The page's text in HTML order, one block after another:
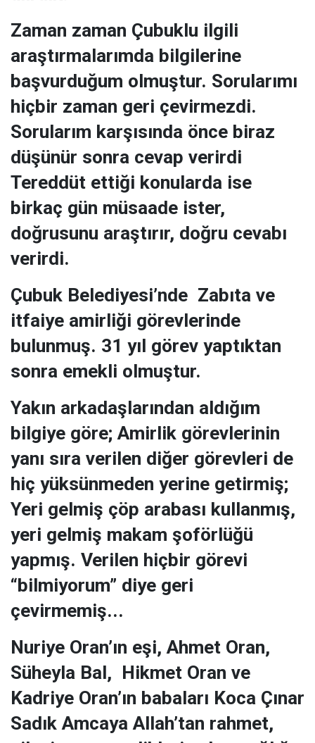
Zaman zaman Çubuklu ilgili
araştırmalarımda bilgilerine
başvurduğum olmuştur. Sorularımı
hiçbir zaman geri çevirmezdi.
Sorularım karşısında önce biraz
düşünür sonra cevap verirdi
Tereddüt ettiği konularda ise
birkaç gün müsaade ister,
doğrusunu araştırır, doğru cevabı
verirdi.
Çubuk Belediyesi’nde Zabıta ve
itfaiye amirliği görevlerinde
bulunmuş. 31 yıl görev yaptıktan
sonra emekli olmuştur.
Yakın arkadaşlarından aldığım
bilgiye göre; Amirlik görevlerinin
yanı sıra verilen diğer görevleri de
hiç yüksünmeden yerine getirmiş;
Yeri gelmiş çöp arabası kullanmış,
yeri gelmiş makam şoförlüğü
yapmış. Verilen hiçbir görevi
“bilmiyorum” diye geri
çevirmemiş...
Nuriye Oran’ın eşi, Ahmet Oran,
Süheyla Bal, Hikmet Oran ve
Kadriye Oran’ın babaları Koca Çınar
Sadık Amcaya Allah’tan rahmet,